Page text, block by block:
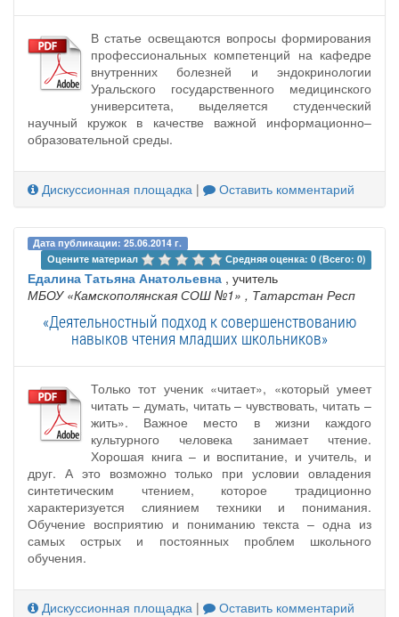
В статье освещаются вопросы формирования
профессиональных компетенций на кафедре
внутренних болезней и эндокринологии
Уральского государственного медицинского
университета, выделяется студенческий
научный кружок в качестве важной информационно–
образовательной среды.
Дискуссионная площадка | Оставить комментарий
Дата публикации: 25.06.2014 г.
Оцените материал
Средняя оценка: 0 (Всего: 0)
Едалина Татьяна Анатольевна , учитель
МБОУ «Камскополянская СОШ №1» , Татарстан Респ
«Деятельностный подход к совершенствованию
навыков чтения младших школьников»
Только тот ученик «читает», «который умеет
читать – думать, читать – чувствовать, читать –
жить». Важное место в жизни каждого
культурного человека занимает чтение.
Хорошая книга – и воспитание, и учитель, и
друг. А это возможно только при условии овладения
синтетическим чтением, которое традиционно
характеризуется слиянием техники и понимания.
Обучение восприятию и пониманию текста – одна из
самых острых и постоянных проблем школьного
обучения.
Дискуссионная площадка | Оставить комментарий